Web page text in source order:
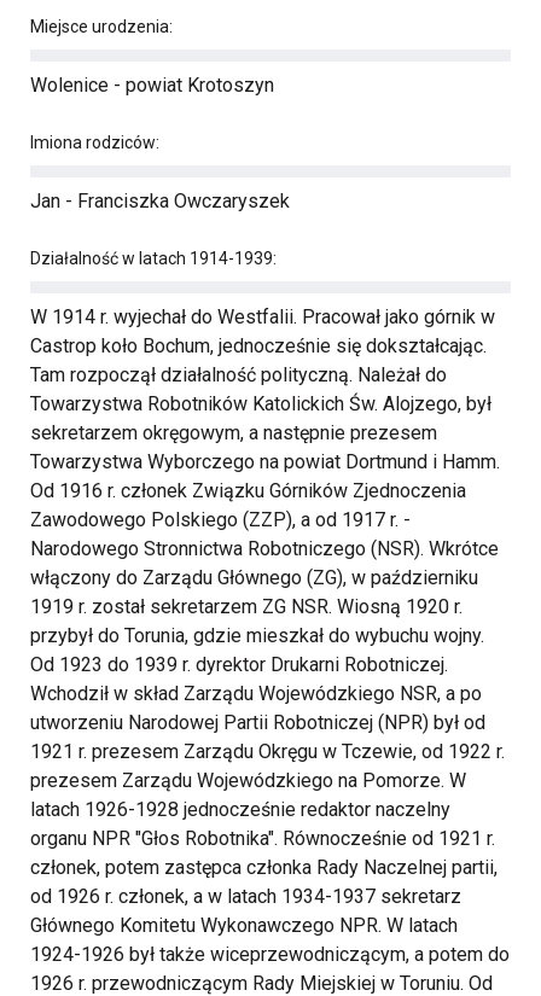
Miejsce urodzenia:
Wolenice - powiat Krotoszyn
Imiona rodziców:
Jan - Franciszka Owczaryszek
Działalność w latach 1914-1939:
W 1914 r. wyjechał do Westfalii. Pracował jako górnik w
Castrop koło Bochum, jednocześnie się dokształcając.
Tam rozpoczął działalność polityczną. Należał do
Towarzystwa Robotników Katolickich Św. Alojzego, był
sekretarzem okręgowym, a następnie prezesem
Towarzystwa Wyborczego na powiat Dortmund i Hamm.
Od 1916 r. członek Związku Górników Zjednoczenia
Zawodowego Polskiego (ZZP), a od 1917 r. -
Narodowego Stronnictwa Robotniczego (NSR). Wkrótce
włączony do Zarządu Głównego (ZG), w październiku
1919 r. został sekretarzem ZG NSR. Wiosną 1920 r.
przybył do Torunia, gdzie mieszkał do wybuchu wojny.
Od 1923 do 1939 r. dyrektor Drukarni Robotniczej.
Wchodził w skład Zarządu Wojewódzkiego NSR, a po
utworzeniu Narodowej Partii Robotniczej (NPR) był od
1921 r. prezesem Zarządu Okręgu w Tczewie, od 1922 r.
prezesem Zarządu Wojewódzkiego na Pomorze. W
latach 1926-1928 jednocześnie redaktor naczelny
organu NPR "Głos Robotnika". Równocześnie od 1921 r.
członek, potem zastępca członka Rady Naczelnej partii,
od 1926 r. członek, a w latach 1934-1937 sekretarz
Głównego Komitetu Wykonawczego NPR. W latach
1924-1926 był także wiceprzewodniczącym, a potem do
1926 r. przewodniczącym Rady Miejskiej w Toruniu. Od